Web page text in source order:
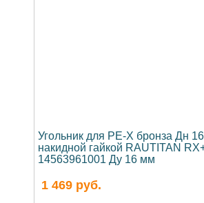
Угольник для PE-X бронза Дн
накидной гайкой RAUTITAN
14563961001 Ду 16 мм
1 469 руб.